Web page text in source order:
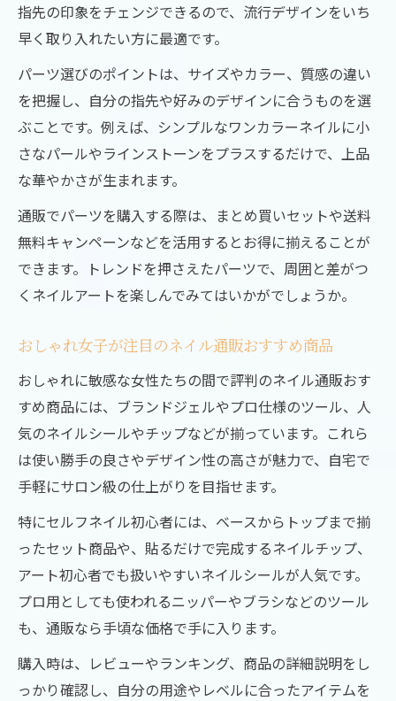
指先の印象をチェンジできるので、流行デザインをいち
早く取り入れたい方に最適です。
パーツ選びのポイントは、サイズやカラー、質感の違い
を把握し、自分の指先や好みのデザインに合うものを選
ぶことです。例えば、シンプルなワンカラーネイルに小
さなパールやラインストーンをプラスするだけで、上品
な華やかさが生まれます。
通販でパーツを購入する際は、まとめ買いセットや送料
無料キャンペーンなどを活用するとお得に揃えることが
できます。トレンドを押さえたパーツで、周囲と差がつ
くネイルアートを楽しんでみてはいかがでしょうか。
おしゃれ女子が注目のネイル通販おすすめ商品
おしゃれに敏感な女性たちの間で評判のネイル通販おす
すめ商品には、ブランドジェルやプロ仕様のツール、人
気のネイルシールやチップなどが揃っています。これら
は使い勝手の良さやデザイン性の高さが魅力で、自宅で
手軽にサロン級の仕上がりを目指せます。
特にセルフネイル初心者には、ベースからトップまで揃
ったセット商品や、貼るだけで完成するネイルチップ、
アート初心者でも扱いやすいネイルシールが人気です。
プロ用としても使われるニッパーやブラシなどのツール
も、通販なら手頃な価格で手に入ります。
購入時は、レビューやランキング、商品の詳細説明をし
っかり確認し、自分の用途やレベルに合ったアイテムを